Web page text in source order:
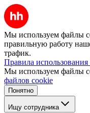
Мы используем файлы
правильную работу
трафик.
Правила
Мы используем файлы
файлов cookie
Понятно
Ищу сотрудника